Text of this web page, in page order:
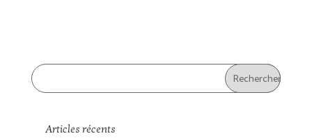
Articles récents